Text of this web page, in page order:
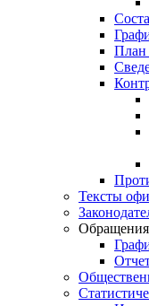
План
Тексты
Обращения